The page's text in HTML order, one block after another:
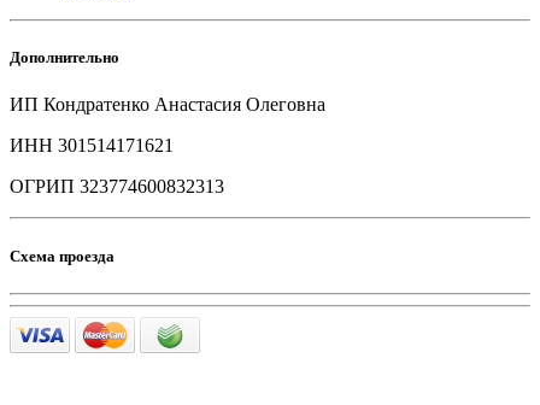
Дополнительно
ИП Кондратенко Анастасия Олеговна
ИНН 301514171621
ОГРИП 323774600832313
Схема проезда